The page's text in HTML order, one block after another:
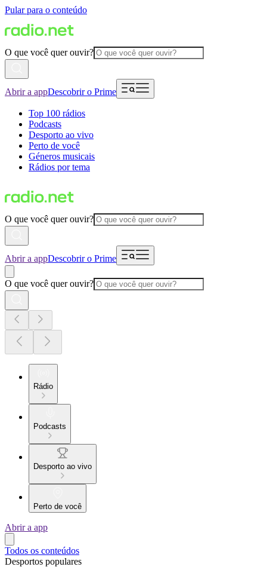
Pular para o conteúdo
O que você quer ouvir?
Abrir a appDescobrir o Prime
Top 100 rádios
Podcasts
Desporto ao vivo
Perto de você
Géneros musicais
Rádios por tema
O que você quer ouvir?
Abrir a appDescobrir o Prime
O que você quer ouvir?
Rádio
Podcasts
Desporto ao vivo
Perto de você
Abrir a app
Todos os conteúdos
Desportos populares